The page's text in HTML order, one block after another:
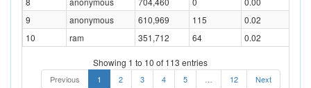
9
anonymous 610,969 115
0.02
10
ram 351,712 64 0.02
Showing 1 to 10 of 113 entries
Previous 1 2 3 4 5 12 Next